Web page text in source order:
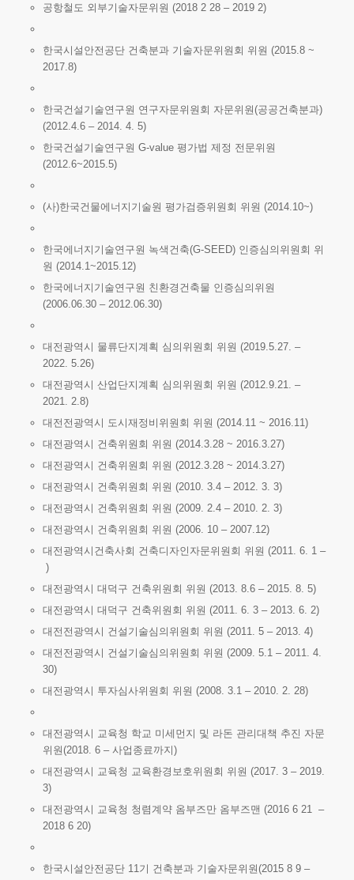
공항철도 외부기술자문위원 (2018 2 28 – 2019 2)
한국시설안전공단 건축분과 기술자문위원회 위원 (2015.8 ~
2017.8)
한국건설기술연구원 연구자문위원회 자문위원(공공건축분과)
(2012.4.6 – 2014. 4. 5)
한국건설기술연구원 G-value 평가법 제정 전문위원
(2012.6~2015.5)
(사)한국건물에너지기술원 평가검증위원회 위원 (2014.10~)
한국에너지기술연구원 녹색건축(G-SEED) 인증심의위원회 위
원 (2014.1~2015.12)
한국에너지기술연구원 친환경건축물 인증심의위원
(2006.06.30 – 2012.06.30)
대전광역시 물류단지계획 심의위원회 위원 (2019.5.27. –
2022. 5.26)
대전광역시 산업단지계획 심의위원회 위원 (2012.9.21. –
2021. 2.8)
대전전광역시 도시재정비위원회 위원 (2014.11 ~ 2016.11)
대전광역시 건축위원회 위원 (2014.3.28 ~ 2016.3.27)
대전광역시 건축위원회 위원 (2012.3.28 ~ 2014.3.27)
대전광역시 건축위원회 위원 (2010. 3.4 – 2012. 3. 3)
대전광역시 건축위원회 위원 (2009. 2.4 – 2010. 2. 3)
대전광역시 건축위원회 위원 (2006. 10 – 2007.12)
대전광역시건축사회 건축디자인자문위원회 위원 (2011. 6. 1 –
)
대전광역시 대덕구 건축위원회 위원 (2013. 8.6 – 2015. 8. 5)
대전광역시 대덕구 건축위원회 위원 (2011. 6. 3 – 2013. 6. 2)
대전전광역시 건설기술심의위원회 위원 (2011. 5 – 2013. 4)
대전전광역시 건설기술심의위원회 위원 (2009. 5.1 – 2011. 4.
30)
대전광역시 투자심사위원회 위원 (2008. 3.1 – 2010. 2. 28)
대전광역시 교육청 학교 미세먼지 및 라돈 관리대책 추진 자문
위원(2018. 6 – 사업종료까지)
대전광역시 교육청 교육환경보호위원회 위원 (2017. 3 – 2019.
3)
대전광역시 교육청 청렴계약 옴부즈만 옴부즈맨 (2016 6 21 –
2018 6 20)
한국시설안전공단 11기 건축분과 기술자문위원(2015 8 9 –